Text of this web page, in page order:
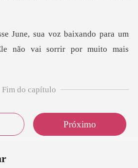
baixando para um
Fim do capítulo
Próximo